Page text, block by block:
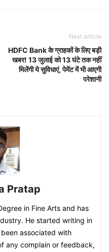
Next article
HDFC Bank के ग्राहकों के लिए बड़ी
खबर! 13 जुलाई को 13 घंटे तक नहीं
मिलेंगी ये सुविधाएं, पेमेंट में भी आएगी
परेशानी
Pratap
in Fine Arts and has
He started writing in
associated with
any complain or feedback,